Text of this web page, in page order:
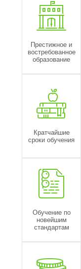
Престижное и
востребованное
образование
Кратчайшие
сроки обучения
Обучение по
новейшим
стандартам